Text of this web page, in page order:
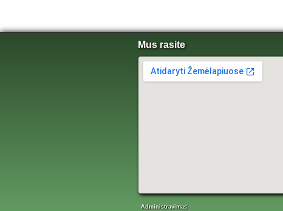
Mus rasite
Administravimas